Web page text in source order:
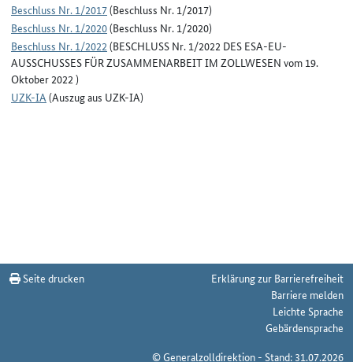
Beschluss Nr. 1/2017(Beschluss Nr. 1/2017)
Beschluss Nr. 1/2020(Beschluss Nr. 1/2020)
Beschluss Nr. 1/2022 (BESCHLUSS Nr. 1/2022 DES ESA-EU-
AUSSCHUSSES FÜR ZUSAMMENARBEIT IM ZOLLWESEN vom 19.
Oktober 2022 )
UZK-IA(Auszug aus UZK-IA)
Seite drucken
Erklärung zur Barrierefreiheit
Barriere melden
Leichte Sprache
Gebärdensprache
© Generalzolldirektion - Stand: 31.07.2026